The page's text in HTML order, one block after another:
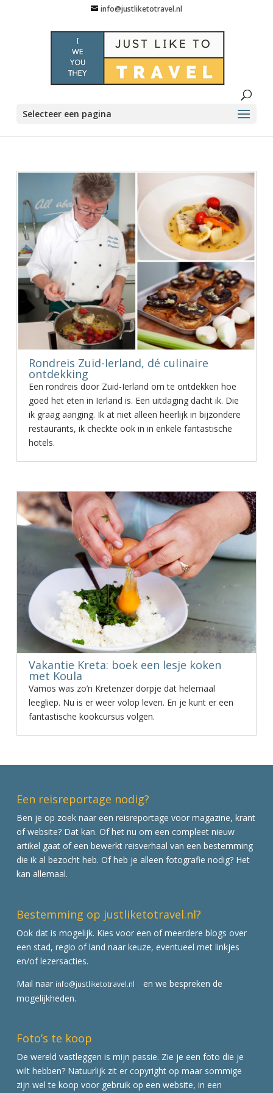
info@justliketotravel.nl
Selecteer een pagina
Rondreis Zuid-Ierland, dé culinaire
ontdekking
Een rondreis door Zuid-Ierland om te ontdekken hoe
goed het eten in Ierland is. Een uitdaging dacht ik. Die
ik graag aanging. Ik at niet alleen heerlijk in bijzondere
restaurants, ik checkte ook in in enkele fantastische
hotels.
Vakantie Kreta: boek een lesje koken
met Koula
Vamos was zo’n Kretenzer dorpje dat helemaal
leegliep. Nu is er weer volop leven. En je kunt er een
fantastische kookcursus volgen.
Een reisreportage nodig?
Ben je op zoek naar een reisreportage voor magazine, krant
of website? Dat kan. Of het nu om een compleet nieuw
artikel gaat of een bewerkt reisverhaal van een bestemming
die ik al bezocht heb. Of heb je alleen fotografie nodig? Het
kan allemaal.
Bestemming op justliketotravel.nl?
Ook dat is mogelijk. Kies voor een of meerdere blogs over
een stad, regio of land naar keuze, eventueel met linkjes
en/of lezersacties.
Mail naar info@justliketotravel.nl
en we bespreken de
mogelijkheden.
Foto’s te koop
De wereld vastleggen is mijn passie. Zie je een foto die je
wilt hebben? Natuurlijk zit er copyright op maar sommige
zijn wel te koop voor gebruik op een website, in een